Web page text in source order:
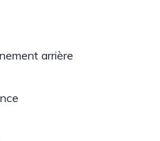
arrière